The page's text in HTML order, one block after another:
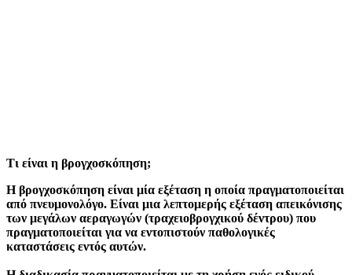
Τι είναι η βρογχοσκόπηση;
Η βρογχοσκόπηση είναι μία εξέταση η οποία πραγματοποιείται
από πνευμονολόγο. Είναι μια λεπτομερής εξέταση απεικόνισης
των μεγάλων αεραγωγών (τραχειοβρογχικού δέντρου) που
πραγματοποιείται για να εντοπιστούν παθολογικές
καταστάσεις εντός αυτών.